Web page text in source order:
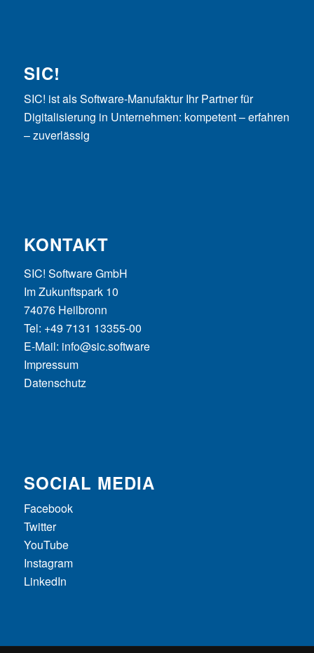
SIC!
SIC! ist als Software-Manufaktur Ihr Partner für
Digitalisierung in Unternehmen: kompetent – erfahren
– zuverlässig
KONTAKT
SIC! Software GmbH
Im Zukunftspark 10
74076 Heilbronn
Tel: +49 7131 13355-00
E-Mail: info@sic.software
Impressum
Datenschutz
SOCIAL MEDIA
Facebook
Twitter
YouTube
Instagram
LinkedIn